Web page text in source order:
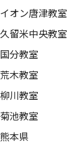
イオン唐津教室
久留米中央教室
国分教室
荒木教室
柳川教室
菊池教室
熊本県